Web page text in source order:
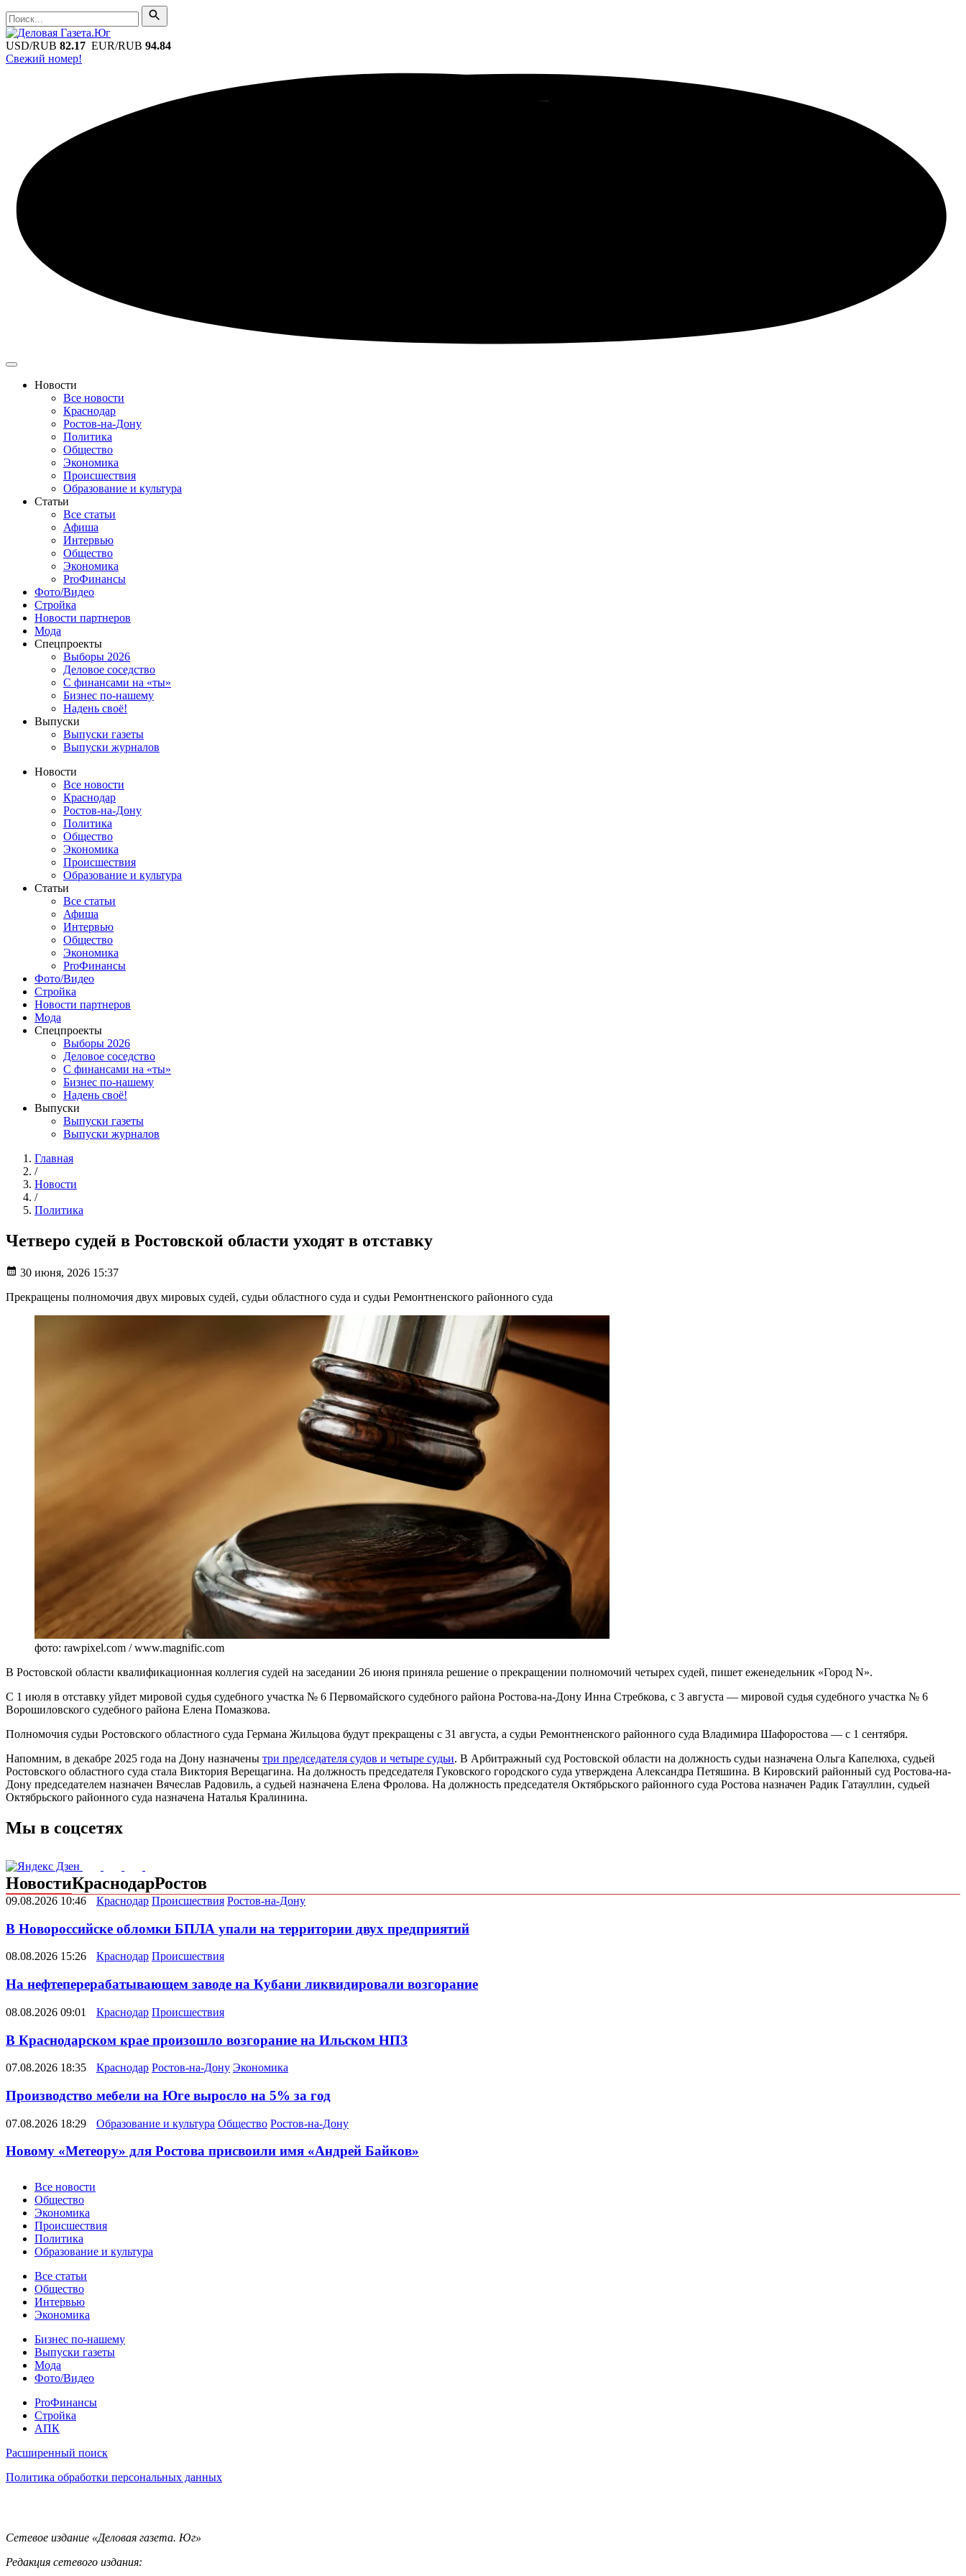
Поиск
Поиск
USD/RUB 82.17 EUR/RUB 94.84
Свежий номер!
Новости
Все новости
Краснодар
Ростов-на-Дону
Политика
Общество
Экономика
Происшествия
Образование и культура
Статьи
Все статьи
Афиша
Интервью
Общество
Экономика
ProФинансы
Фото/Видео
Стройка
Новости партнеров
Мода
Спецпроекты
Выборы 2026
Деловое соседство
С финансами на «ты»
Бизнес по-нашему
Надень своё!
Выпуски
Выпуски газеты
Выпуски журналов
Новости
Все новости
Краснодар
Ростов-на-Дону
Политика
Общество
Экономика
Происшествия
Образование и культура
Статьи
Все статьи
Афиша
Интервью
Общество
Экономика
ProФинансы
Фото/Видео
Стройка
Новости партнеров
Мода
Спецпроекты
Выборы 2026
Деловое соседство
С финансами на «ты»
Бизнес по-нашему
Надень своё!
Выпуски
Выпуски газеты
Выпуски журналов
Главная
/
Новости
/
Политика
Четверо судей в Ростовской области уходят в отставку
30 июня, 2026 15:37
Прекращены полномочия двух мировых судей, судьи областного суда и судьи Ремонтненского районного суда
фото: rawpixel.com / www.magnific.com
В Ростовской области квалификационная коллегия судей на заседании 26 июня приняла решение о прекращении полномочий четырех судей, пишет еженедельник «Город N».
С 1 июля в отставку уйдет мировой судья судебного участка № 6 Первомайского судебного района Ростова-на-Дону Инна Стребкова, с 3 августа — мировой судья судебного участка № 6
Ворошиловского судебного района Елена Помазкова.
Полномочия судьи Ростовского областного суда Германа Жильцова будут прекращены с 31 августа, а судьи Ремонтненского районного суда Владимира Шафоростова — с 1 сентября.
Напомним, в декабре 2025 года на Дону назначены три председателя судов и четыре судьи. В Арбитражный суд Ростовской области на должность судьи назначена Ольга Капелюха, судьей
Ростовского областного суда стала Виктория Верещагина. На должность председателя Гуковского городского суда утверждена Александра Петяшина. В Кировский районный суд Ростова-на-
Дону председателем назначен Вячеслав Радовиль, а судьей назначена Елена Фролова. На должность председателя Октябрьского районного суда Ростова назначен Радик Гатауллин, судьей
Октябрьского районного суда назначена Наталья Кралинина.
Мы в соцсетях
НовостиКраснодарРостов
09.08.2026 10:46 Краснодар Происшествия Ростов-на-Дону
В Новороссийске обломки БПЛА упали на территории двух предприятий
08.08.2026 15:26 Краснодар Происшествия
На нефтеперерабатывающем заводе на Кубани ликвидировали возгорание
08.08.2026 09:01 Краснодар Происшествия
В Краснодарском крае произошло возгорание на Ильском НПЗ
07.08.2026 18:35 Краснодар Ростов-на-Дону Экономика
Производство мебели на Юге выросло на 5% за год
07.08.2026 18:29 Образование и культура Общество Ростов-на-Дону
Новому «Метеору» для Ростова присвоили имя «Андрей Байков»
Новости
Все новости
Общество
Экономика
Происшествия
Политика
Образование и культура
Статьи
Все статьи
Общество
Интервью
Экономика
Разное
Бизнес по-нашему
Выпуски газеты
Мода
Фото/Видео
Pro
ProФинансы
Стройка
АПК
Информация
Расширенный поиск
Политика обработки персональных данных
Контакты
Сетевое издание «Деловая газета. Юг»
Редакция сетевого издания: